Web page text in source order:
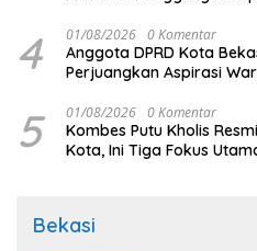
4 01/08/2026 0 Komentar
Anggota DPRD Kota
Perjuangkan Aspirasi
5 01/08/2026 0 Komentar
Kombes Putu Kholis
Kota, Ini Tiga Fokus
Bekasi